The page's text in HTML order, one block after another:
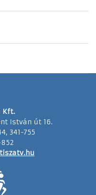
Kft.
István út 16.
341-755